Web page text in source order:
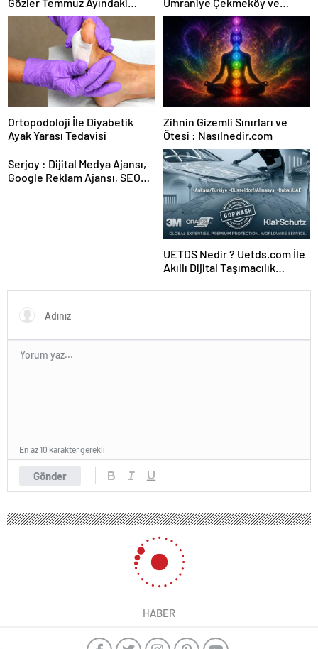
Karar Duruşmasına Çevrildi
Kadıköy
Ortopodoloji İle Diyabetik
Ayak Yarası Tedavisi
Zihnin Gizemli Sınırları ve
Ötesi : Nasılnedir.com
Serjoy : Dijital Medya Ajansı,
Google Reklam Ajansı, SEO
UETDS Nedir ? Uetds.com İle
Akıllı Dijital Taşımacılık
Gönder
En az 10 karakter gerekli
Minikler ve Yıldızlar Türkiye Muaythai
Şampiyonası’nda Kahtalı Sporcu
Özlem Yanak Birinci Oldu
News 31 Ağustos 2024 17:01